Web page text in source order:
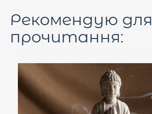
Рекомендую для
прочитання: